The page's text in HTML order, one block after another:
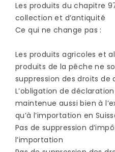
Les produits du chapitre
collection et d’antiquité
Ce qui ne change pas :
Les produits agricoles et
produits de la pêche ne
suppression des droits de
L’obligation de
maintenue aussi bien à
qu’à l’importation en
Pas de suppression
l’importation